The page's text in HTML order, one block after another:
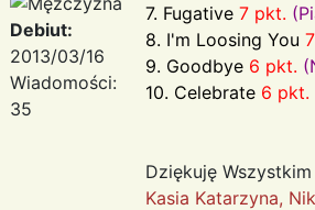
Debiut:
2013/03/16
Wiadomości:
35
7. Fugative 7 pkt.
8. I'm Loosing You
9. Goodbye 6 pkt.
10. Celebrate 6 pkt.
Dziękuję
Kasia Katarzyna,